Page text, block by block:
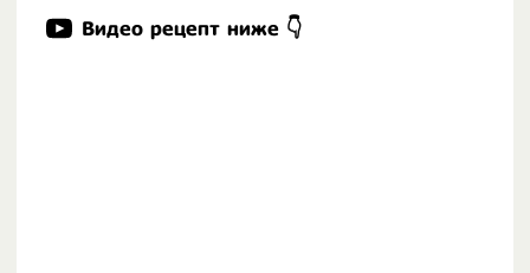
Видео рецепт ниже 👇